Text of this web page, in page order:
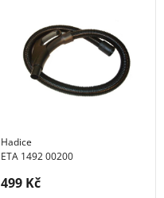
Hadice
ETA 1492 00200
Cena s DPH:
499 Kč